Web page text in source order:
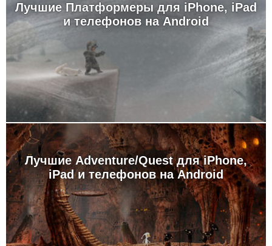
Лучшие Платформеры для iPhone, iPad
и телефонов на Android
Лучшие Adventure/Quest для iPhone,
iPad и телефонов на Android